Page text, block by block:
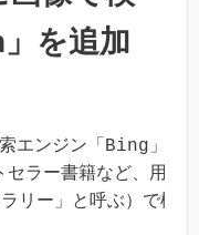
を追加
ンジン「Bing」に
ラー書籍など、用意
ー」と呼ぶ）で検